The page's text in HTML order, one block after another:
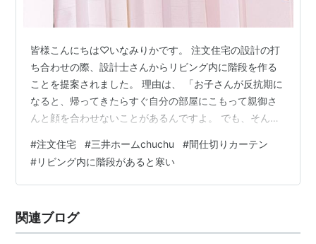
皆様こんにちは♡いなみりかです。 注文住宅の設計の打
ち合わせの際、設計士さんからリビング内に階段を作る
ことを提案されました。 理由は、 「お子さんが反抗期に
なると、帰ってきたらすぐ自分の部屋にこもって親御さ
んと顔を合わせないことがあるんですよ。 でも、そんな
親御さんと顔を合わせることになりますから。」 とのこ
と。 当時第一子を妊娠していた私は、家づくりに対し
て"子育てしやすさ"を意識していました。 設計士さんの
りにしたのですが… 今の時点では、「後悔」です😭😭 こ
れは設計士さんが悪いのではなく…
#注文住宅 #三井ホームchuchu #間仕切りカーテン
#リビング内に階段があると寒い
関連ブログ